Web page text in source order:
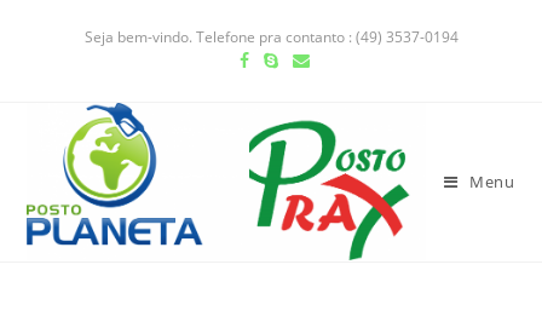
Seja bem-vindo. Telefone pra contanto : (49) 3537-0194
Menu